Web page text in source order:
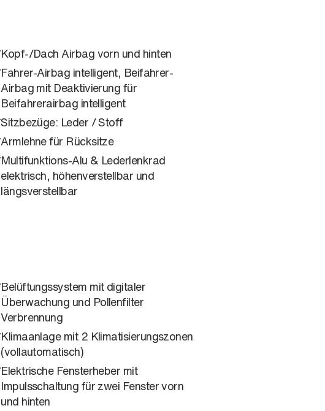
Kopf-/Dach Airbag vorn und hinten
Fahrer-Airbag intelligent, Beifahrer-
Airbag mit Deaktivierung für
Beifahrerairbag intelligent
Sitzbezüge: Leder / Stoff
Armlehne für Rücksitze
Multifunktions-Alu & Lederlenkrad
elektrisch, höhenverstellbar und
längsverstellbar
Belüftungssystem mit digitaler
Überwachung und Pollenfilter
Verbrennung
Klimaanlage mit 2 Klimatisierungszonen
(vollautomatisch)
Elektrische Fensterheber mit
Impulsschaltung für zwei Fenster vorn
und hinten